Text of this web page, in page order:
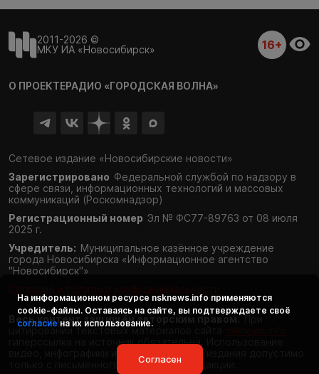
2011-2026 ©
МКУ ИА «Новосибирск»
16+
О ПРОЕКТЕРАДИО «ГОРОДСКАЯ ВОЛНА»
Сетевое издание «Новосибирские новости»
Зарегистрировано Федеральной службой по надзору в
сфере связи, информационных технологий и массовых
коммуникаций (Роскомнадзор)
Регистрационный номер Эл № ФС77-89763 от 08 июля
2025 г.
Учредитель: Муниципальное казённое учреждение
города Новосибирска «Информационное агентство
"Новосибирск"»
Весь контент защищён авторским правом. При
цитировании текстовых материалов сайта
гиперссылка на источник обязательна. Использование
видео, инфографики и фотоматериалов издания допустимо
только с письменного разрешения редакции.
На информационном ресурсе nsknews.info применяются
cookie-файлы. Оставаясь на сайте, вы подтверждаете своё
согласие на их использование.
Согласен